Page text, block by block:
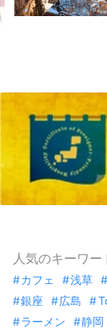
人気のキーワー
カフェ 浅草
銀座
広島
ラーメン
静岡